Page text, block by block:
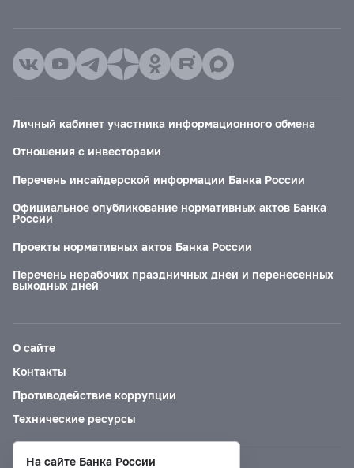
Личный кабинет участника информационного обмена
Отношения с инвесторами
Перечень инсайдерской информации Банка России
Официальное опубликование нормативных актов Банка
России
Проекты нормативных актов Банка России
Перечень нерабочих праздничных дней и перенесенных
выходных дней
О сайте
Контакты
Противодействие коррупции
Технические ресурсы
На сайте Банка России